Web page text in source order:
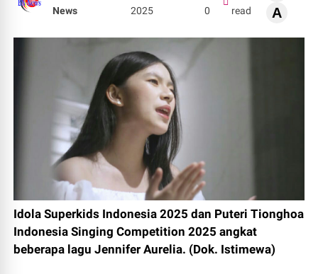
News
2025
0
read
A
Idola Superkids Indonesia 2025 dan Puteri Tionghoa
Indonesia Singing Competition 2025 angkat
beberapa lagu Jennifer Aurelia. (Dok. Istimewa)